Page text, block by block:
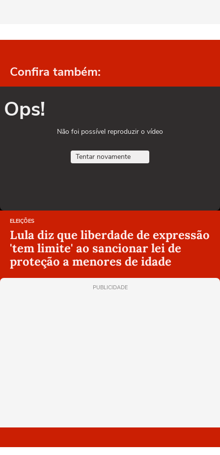
Confira também:
Ops!
Não foi possível reproduzir o vídeo
Tentar novamente
ELEIÇÕES
Lula diz que liberdade de expressão
'tem limite' ao sancionar lei de
proteção a menores de idade
PUBLICIDADE